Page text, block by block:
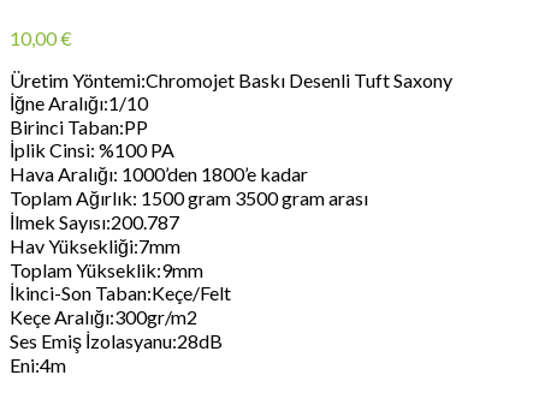
10,00€
Üretim Yöntemi:Chromojet Baskı Desenli Tuft Saxony
İğne Aralığı:1/10
Birinci Taban:PP
İplik Cinsi: %100 PA
Hava Aralığı: 1000’den 1800’e kadar
Toplam Ağırlık: 1500 gram 3500 gram arası
İlmek Sayısı:200.787
Hav Yüksekliği:7mm
Toplam Yükseklik:9mm
İkinci-Son Taban:Keçe/Felt
Keçe Aralığı:300gr/m2
Ses Emiş İzolasyanu:28dB
Eni:4m